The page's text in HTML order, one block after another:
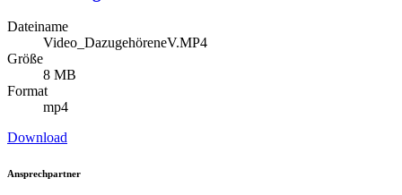
Dateiname
Video_DazugehöreneV.MP4
Größe
8 MB
Format
mp4
Download
Ansprechpartner